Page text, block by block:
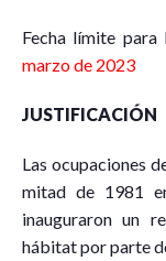
Fecha límite para
marzo de 2023
JUSTIFICACIÓN
Las ocupaciones
mitad de 1981
inauguraron un
hábitat por parte